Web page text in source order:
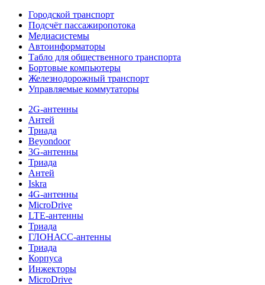
Городской транспорт
Подсчёт пассажиропотока
Медиасистемы
Автоинформаторы
Табло для общественного транспорта
Бортовые компьютеры
Железнодорожный транспорт
Управляемые коммутаторы
2G-антенны
Антей
Триада
Beyondoor
3G-антенны
Триада
Антей
Iskra
4G-антенны
MicroDrive
LTE-антенны
Триада
ГЛОНАСС-антенны
Триада
Корпуса
Инжекторы
MicroDrive